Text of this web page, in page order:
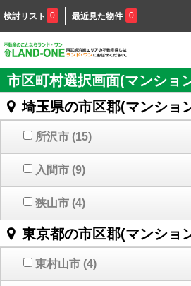
検討リスト 0 最近見た物件 0
市区町村選択画面(マンショ
埼玉県の市区郡(マンショ
所沢市 (15)
入間市 (9)
狭山市 (4)
東京都の市区郡(マンショ
東村山市 (4)